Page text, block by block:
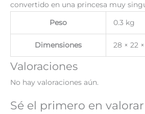
convertido en una princesa muy
Peso 0.3 kg
Dimensiones 28 × 22
Valoraciones
No hay valoraciones aún.
Sé el primero en